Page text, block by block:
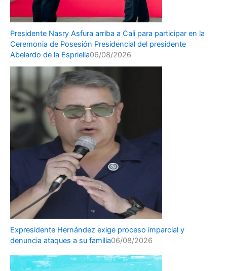
Presidente Nasry Asfura arriba a Cali para participar en la
Ceremonia de Posesión Presidencial del presidente
Abelardo de la Espriella06/08/2026
Expresidente Hernández exige proceso imparcial y
denuncia ataques a su familia06/08/2026